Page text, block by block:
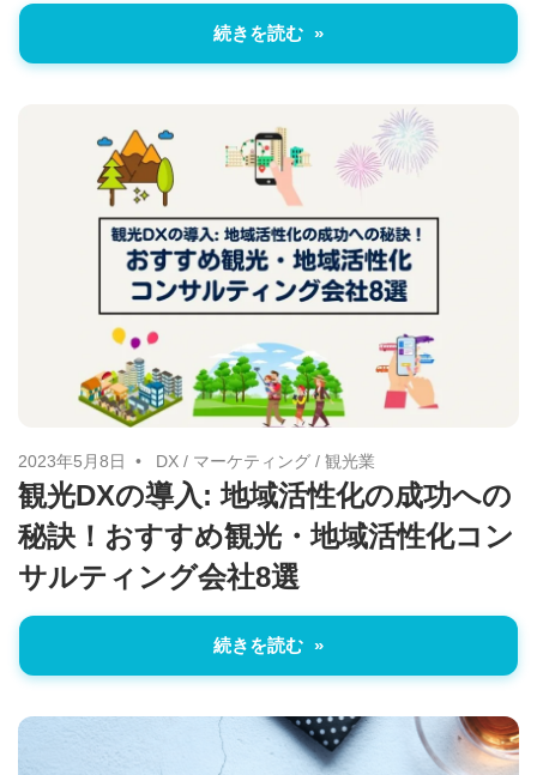
続きを読む
2023年5月8日 DX/ マーケティング/ 観光業
観光DXの導入: 地域活性化の成功への
秘訣！おすすめ観光・地域活性化コン
サルティング会社8選
続きを読む